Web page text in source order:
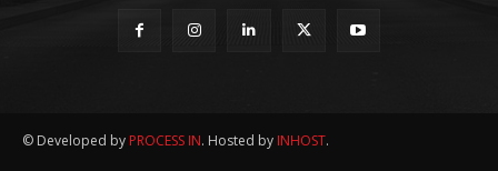
© Developed by PROCESS IN. Hosted by INHOST.